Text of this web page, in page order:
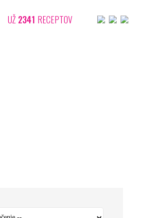
UŽ 2341 RECEPTOV